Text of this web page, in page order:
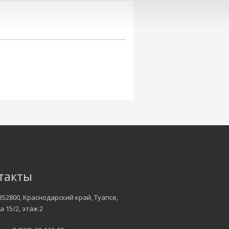
Краснодарский край, Туапсе,
15/2, этаж 2